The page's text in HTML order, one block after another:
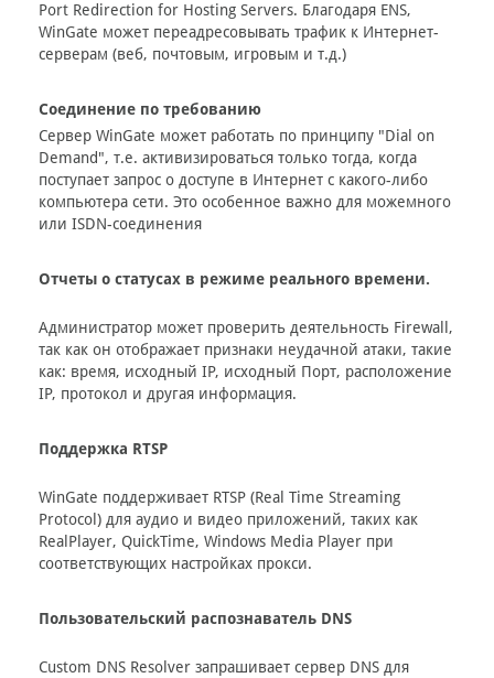
Port Redirection for Hosting Servers. Благодаря ENS,
WinGate может переадресовывать трафик к Интернет-
серверам (веб, почтовым, игровым и т.д.)
Соединение по требованию
Сервер WinGate может работать по принципу "Dial on
Demand", т.е. активизироваться только тогда, когда
поступает запрос о доступе в Интернет с какого-либо
компьютера сети. Это особенное важно для можемного
или ISDN-соединения
Отчеты о статусах в режиме реального времени.
Администратор может проверить деятельность Firewall,
так как он отображает признаки неудачной атаки, такие
как: время, исходный IP, исходный Порт, расположение
IP, протокол и другая информация.
Поддержка RTSP
WinGate поддерживает RTSP (Real Time Streaming
Protocol) для аудио и видео приложений, таких как
RealPlayer, QuickTime, Windows Media Player при
соответствующих настройках прокси.
Пользовательский распознаватель DNS
Custom DNS Resolver запрашивает сервер DNS для